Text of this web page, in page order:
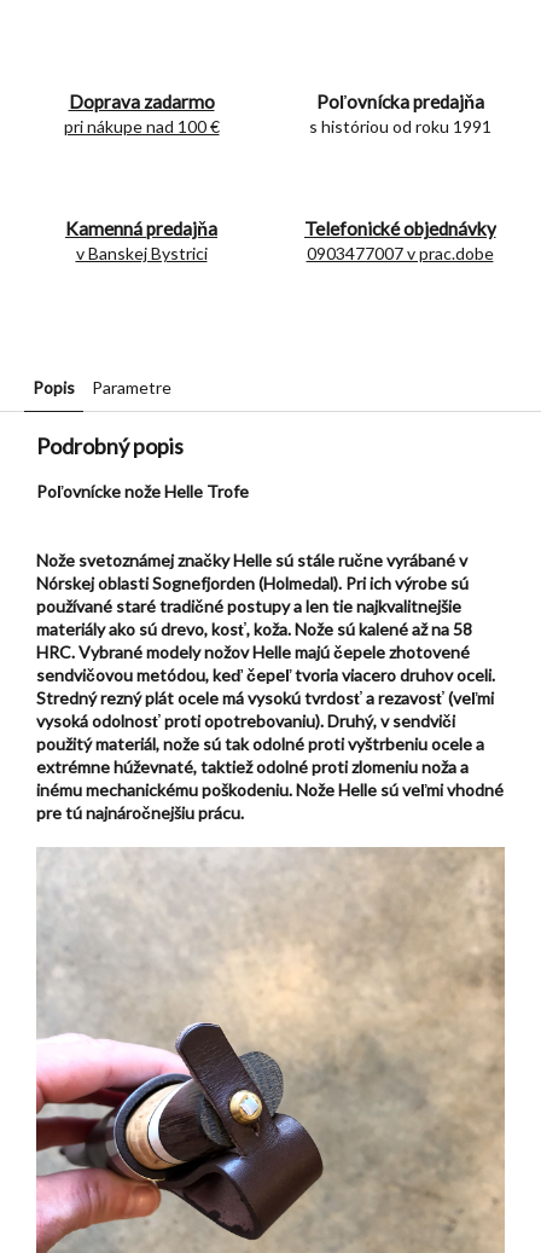
Doprava zadarmo
pri nákupe nad 100 €
Poľovnícka predajňa
s históriou od roku 1991
Kamenná predajňa
v Banskej Bystrici
Telefonické objednávky
0903477007 v prac.dobe
Popis Parametre
Podrobný popis
Poľovnícke nože Helle Trofe
Nože svetoznámej značky Helle sú stále ručne vyrábané v
Nórskej oblasti Sognefjorden (Holmedal). Pri ich výrobe sú
používané staré tradičné postupy a len tie najkvalitnejšie
materiály ako sú drevo, kosť, koža. Nože sú kalené až na 58
HRC. Vybrané modely nožov Helle majú čepele zhotovené
sendvičovou metódou, keď čepeľ tvoria viacero druhov oceli.
Stredný rezný plát ocele má vysokú tvrdosť a rezavosť (veľmi
vysoká odolnosť proti opotrebovaniu). Druhý, v sendviči
použitý materiál, nože sú tak odolné proti vyštrbeniu ocele a
extrémne húževnaté, taktiež odolné proti zlomeniu noža a
inému mechanickému poškodeniu. Nože Helle sú veľmi vhodné
pre tú najnáročnejšiu prácu.